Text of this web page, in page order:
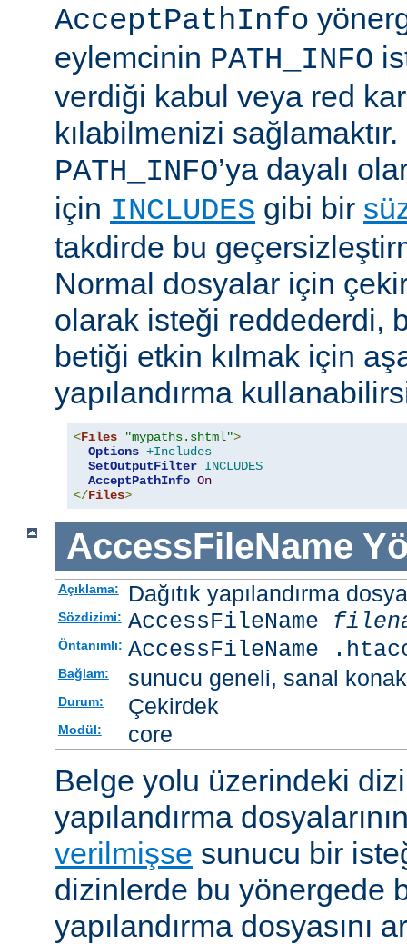
AcceptPathInfo
eylemcinin PATH_INFO
verdiği kabul veya red
kılabilmenizi
PATH_INFO’ya dayalı
için INCLUDES gibi bir
takdirde bu
Normal dosyalar için
olarak isteği reddederdi,
betiği etkin kılmak için
yapılandırma
<Files "mypaths.shtml">
Options +Includes
SetOutputFilter INCLUDES
AcceptPathInfo On
</Files>
AccessFileName
Açıklama: Dağıtık yapılandırma
Sözdizimi: AccessFileName
Öntanımlı: AccessFileName
Bağlam: sunucu geneli, sanal konak
Durum: Çekirdek
Modül: core
Belge yolu üzerindeki
yapılandırma
verilmişse sunucu bir
dizinlerde bu yönergede
yapılandırma dosyasını